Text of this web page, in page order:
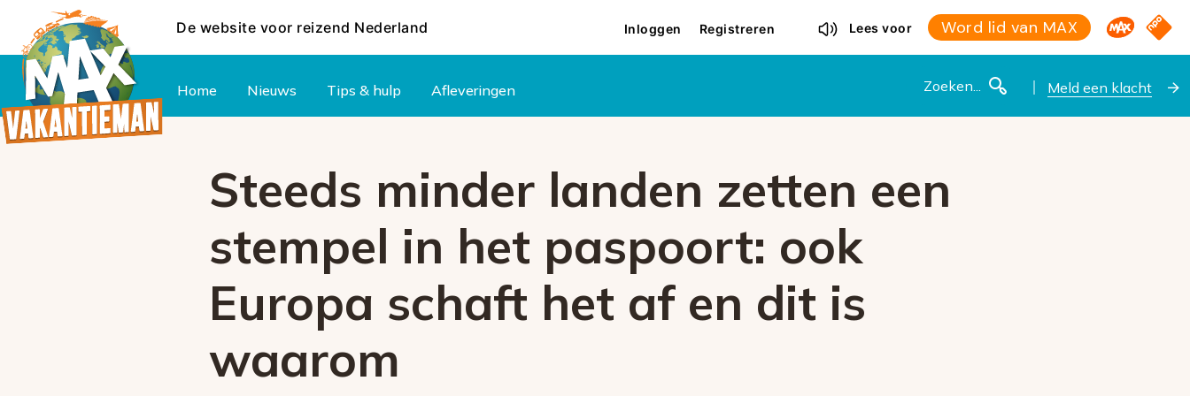
De website voor reizend Nederland Inloggen Registreren Lees voor Word lid van MAX Omroep
NPO
Home Nieuws Tips & hulp Afleveringen
Zoeken
Meld een klacht
Steeds minder landen zetten een
stempel in het paspoort: ook
Europa schaft het af en dit is
waarom